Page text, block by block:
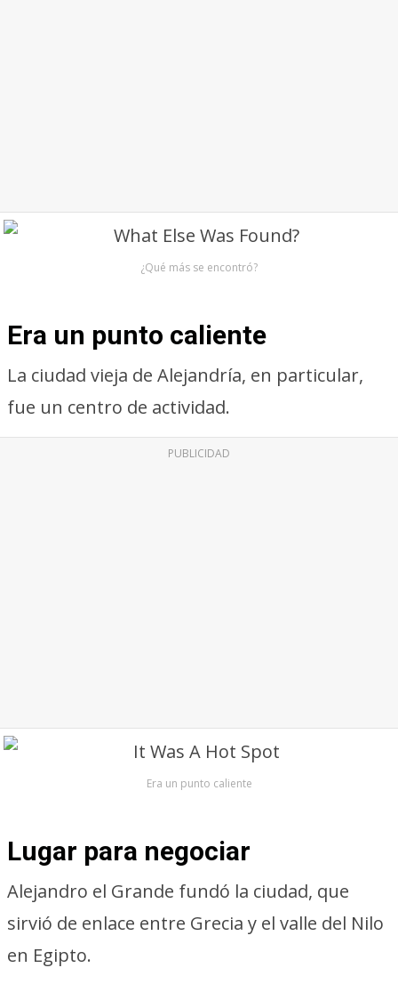
¿Qué más se encontró?
Era un punto caliente
La ciudad vieja de Alejandría, en particular,
fue un centro de actividad.
PUBLICIDAD
Era un punto caliente
Lugar para negociar
Alejandro el Grande fundó la ciudad, que
sirvió de enlace entre Grecia y el valle del Nilo
en Egipto.